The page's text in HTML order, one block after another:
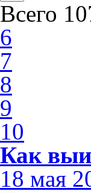
Всего
6
7
8
9
10
Как
18 мая